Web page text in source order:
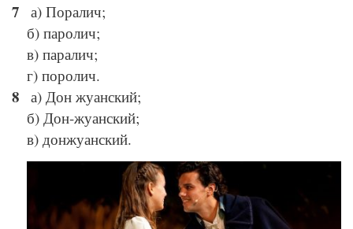
а) Поралич;
б) паролич;
в) паралич;
г) поролич.
а) Дон жуанский;
б) Дон-жуанский;
в) донжуанский.